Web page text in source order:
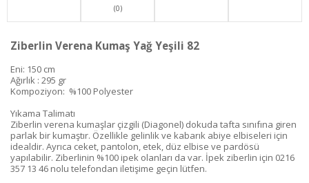
(0)
Ziberlin Verena Kumaş Yağ Yeşili 82
Eni: 150 cm
Ağırlık : 295 gr
Kompoziyon: %100 Polyester
Yıkama Talimatı
Ziberlin verena kumaşlar çizgili (Diagonel) dokuda tafta sınıfına giren
parlak bir kumaştır. Özellikle gelinlik ve kabarık abiye elbiseleri için
idealdir. Ayrıca ceket, pantolon, etek, düz elbise ve pardösü
yapılabilir. Ziberlinin %100 ipek olanları da var. İpek ziberlin için 0216
357 13 46 nolu telefondan iletişime geçin lütfen.